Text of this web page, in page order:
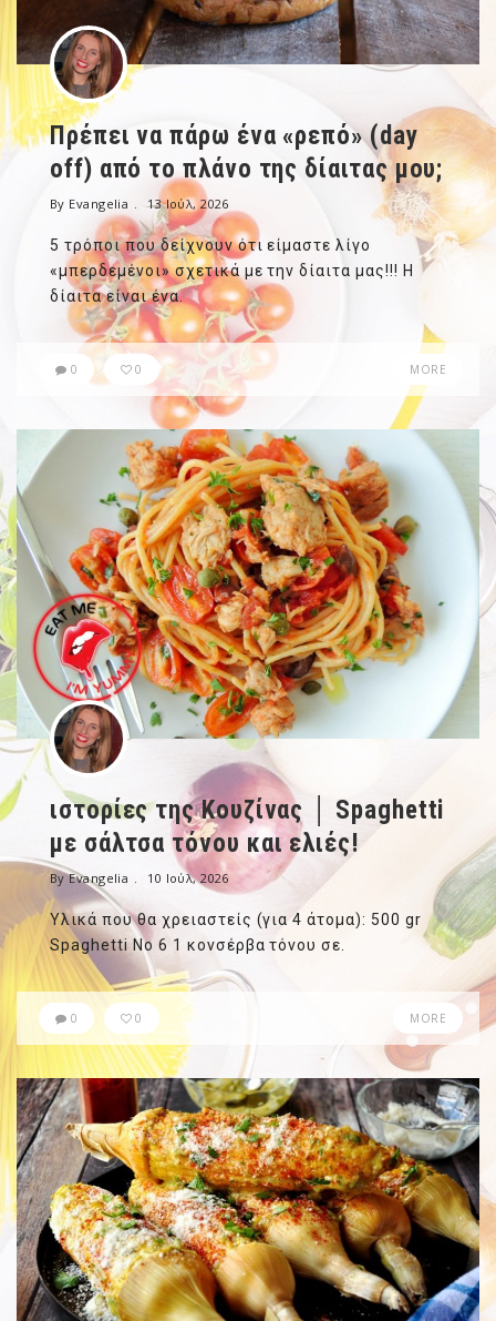
Πρέπει να πάρω ένα «ρεπό» (day
off) από το πλάνο της δίαιτας μου;
By Evangelia 13 Ιούλ, 2026
5 τρόποι που δείχνουν ότι είμαστε λίγο
«μπερδεμένοι» σχετικά με την δίαιτα μας!!! Η
δίαιτα είναι ένα.
0 0 MORE
ιστορίες της Κουζίνας │ Spaghetti
με σάλτσα τόνου και ελιές!
By Evangelia 10 Ιούλ, 2026
Υλικά που θα χρειαστείς (για 4 άτομα): 500 gr
Spaghetti No 6 1 κονσέρβα τόνου σε.
0 0 MORE